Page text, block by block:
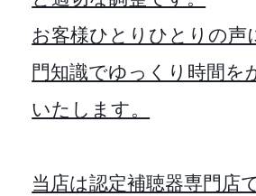
お客様ひとりひとりの
門知識でゆっくり時間を
いたします。
当店は認定補聴器専門店